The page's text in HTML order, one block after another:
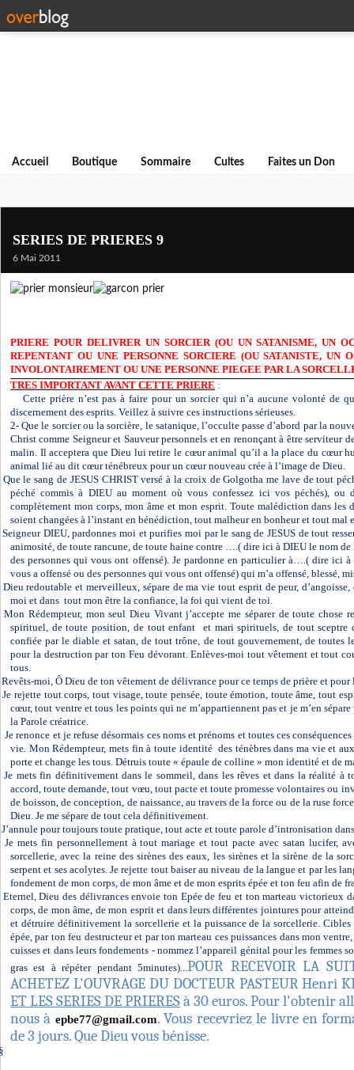
Accueil Boutique Sommaire Cultes Faites un Don
SERIES DE PRIERES 9
6 Mai 2011
PRIERE POUR DELIVRER UN SORCIER (OU UN SATANISME, UN
REPENTANT OU UNE PERSONNE SORCIERE (OU SATANISTE, UN
INVOLONTAIREMENT OU UNE PERSONNE PIEGEE PAR LA
TRES IMPORTANT AVANT CETTE PRIERE :
Cette prière n’est pas à faire pour un sorcier qui n’a aucune volonté de
discernement des esprits. Veillez à suivre ces instructions sérieuses.
2- Que le sorcier ou la sorcière, le satanique, l’occulte passe d’abord par la
Christ comme Seigneur et Sauveur personnels et en renonçant à être serviteur
malin. Il acceptera que Dieu lui retire le cœur animal qu’il a la place du cœur
animal lié au dit cœur ténébreux pour un cœur nouveau crée à l’image de Dieu.
Que le sang de JESUS CHRIST versé à la croix de Golgotha me lave de tout
péché commis à DIEU au moment où vous confessez ici vos péchés),
complètement mon corps, mon âme et mon esprit. Toute malédiction dans les
soient changées à l’instant en bénédiction, tout malheur en bonheur et tout mal
Seigneur DIEU, pardonnes moi et purifies moi par le sang de JESUS de tout
animosité, de toute rancune, de toute haine contre ….( dire ici à DIEU le nom de
des personnes qui vous ont offensé). Je pardonne en particulier à….( dire ici
vous a offensé ou des personnes qui vous ont offensé) qui m’a offensé, blessé,
Dieu redoutable et merveilleux, sépare de ma vie tout esprit de peur,
moi et dans tout mon être la confiance, la foi qui vient de toi.
Mon Rédempteur, mon seul Dieu Vivant j’accepte me séparer de toute chose
spirituel, de toute position, de tout enfant
et mari spirituels, de tout sceptre
confiée par le diable et satan, de tout trône, de tout gouvernement, de toutes
pour la destruction par ton Feu dévorant. Enlèves-moi tout vêtement et tout
tous.
Revêts-moi, Ô Dieu de ton vêtement de délivrance pour ce temps de prière et
Je rejette tout corps, tout visage, toute pensée, toute émotion, toute âme, tout
cœur, tout ventre et tous les points qui ne m’appartiennent pas et je m’en
la Parole créatrice.
Je renonce et je refuse désormais ces noms et prénoms et toutes ces
vie. Mon Rédempteur, mets fin à toute identité des ténèbres dans ma vie et
porte et change les tous. Détruis toute « épaule de colline » mon identité et de
Je mets fin définitivement dans le sommeil, dans les rêves et dans la réalité à
accord, toute demande, tout vœu, tout pacte et toute promesse volontaires ou
de boisson, de conception, de naissance, au travers de la force ou de la ruse
Dieu. Je me sépare de tout cela définitivement.
J’annule pour toujours toute pratique, tout acte et toute parole d’intronisation
Je mets fin personnellement à tout mariage et tout pacte avec satan lucifer,
sorcellerie, avec la reine des sirènes des eaux, les sirènes et la sirène de la
serpent et ses acolytes. Je rejette tout baiser au niveau de la langue et par les
fondement de mon corps, de mon âme et de mon esprits épée et ton feu afin de
Eternel, Dieu des délivrances envoie ton Epée de feu et ton marteau victorieux
corps, de mon âme, de mon esprit et dans leurs différentes jointures pour
et détruire définitivement la sorcellerie et la puissance de la sorcellerie.
épée, par ton feu destructeur et par ton marteau ces puissances dans mon
cuisses et dans leurs fondements - nommez l’appareil génital pour les femmes
gras est à répéter pendant 5minutes)... POUR RECEVOIR LA
ACHETEZ L'OUVRAGE DU DOCTEUR PASTEUR Henri
ET LES SERIES DE PRIERESà 30 euros. Pour l'obtenir
nous à epbe77@gmail.com. Vous recevriez le livre en
de 3 jours. Que Dieu vous bénisse.